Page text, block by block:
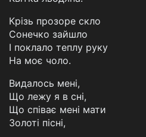
Крізь прозоре скло
Сонечко зайшло
І поклало теплу руку
На моє чоло.
Видалось мені,
Що лежу я в сні,
Що співає мені мати
Золоті пісні,